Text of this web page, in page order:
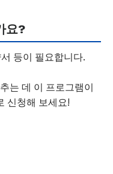
요?
등이 필요합니다.
는 데 이 프로그램이
신청해 보세요!